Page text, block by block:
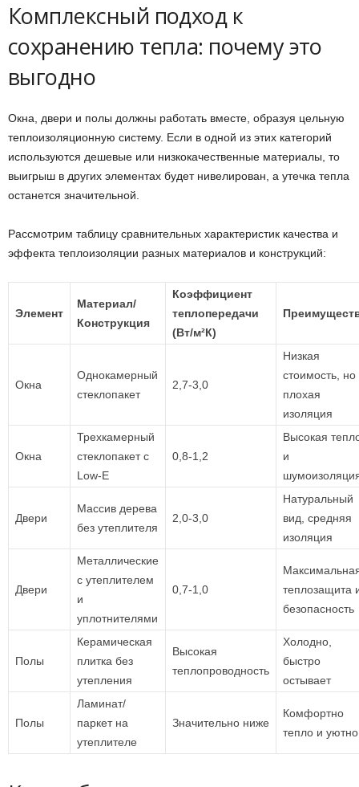
Комплексный подход к
сохранению тепла: почему это
выгодно
Окна, двери и полы должны работать вместе, образуя цельную
теплоизоляционную систему. Если в одной из этих категорий
используются дешевые или низкокачественные материалы, то
выигрыш в других элементах будет нивелирован, а утечка тепла
останется значительной.
Рассмотрим таблицу сравнительных характеристик качества и
эффекта теплоизоляции разных материалов и конструкций:
Элемент
Материал/
Конструкция
Коэффициент
теплопередачи
(Вт/м²К)
Окна
Однокамерный
стеклопакет
2,7-3,0
Низкая
стоимость, но
плохая
изоляция
Окна
Трехкамерный
стеклопакет с
Low-E
0,8-1,2
Высокая
и
Двери
Массив дерева
без утеплителя
2,0-3,0
Натуральный
вид, средняя
изоляция
Двери
Металлические
с утеплителем
и
уплотнителями
0,7-1,0
теплозащита
безопасность
Полы
Керамическая
плитка без
утепления
Высокая
теплопроводность
Холодно,
быстро
остывает
Полы
Ламинат/
паркет на
утеплителе
Значительно ниже
Комфортно
тепло и уютно